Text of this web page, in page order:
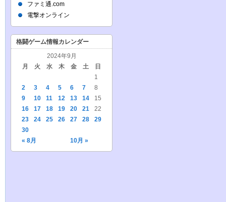
ファミ通.com
電撃オンライン
格闘ゲーム情報カレンダー
2024年9月
月
火 水 木 金 土 日
« 8月 10月 »
1
2
3 4 5 6 7
8
9
10 11 12 13 14
15
16
17 18 19 20 21
22
23
24 25 26 27 28
29
30